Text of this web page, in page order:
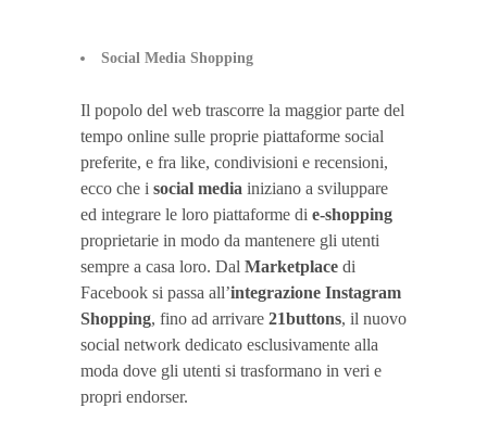
Social Media Shopping
Il popolo del web trascorre la maggior parte del
tempo online sulle proprie piattaforme social
preferite, e fra like, condivisioni e recensioni,
ecco che i social media iniziano a sviluppare
ed integrare le loro piattaforme di e-shopping
proprietarie in modo da mantenere gli utenti
sempre a casa loro. Dal Marketplace di
Facebook si passa all’integrazione Instagram
Shopping, fino ad arrivare 21buttons, il nuovo
social network dedicato esclusivamente alla
moda dove gli utenti si trasformano in veri e
propri endorser.